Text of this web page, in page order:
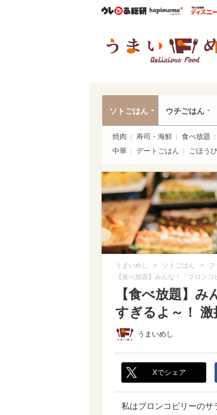
ウレぴあ総研ハピマ
ソトごはん ウチごはん
焼肉 寿司・海鮮 食べ放題
中華
デートごはん ごほう
うまいめし > ソトごはん > フ
【食べ放題】みんな！「ブロン
【食べ放題】
すぎるよ～！ 激
うまいめし
Xでシェア
私はブロンコビリーのサ